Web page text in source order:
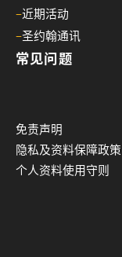
–近期活动
–圣约翰通讯
常见问题
免责声明
隐私及资料保障政策
个人资料使用守则